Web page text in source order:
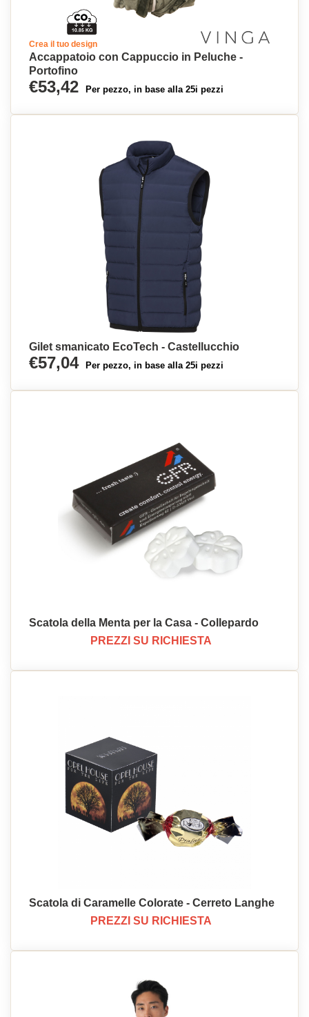
Crea il tuo design
Accappatoio con Cappuccio in Peluche -
Portofino
€53,42 Per pezzo, in base alla 25i pezzi
Gilet smanicato EcoTech - Castellucchio
€57,04 Per pezzo, in base alla 25i pezzi
Scatola della Menta per la Casa - Collepardo
PREZZI SU RICHIESTA
Scatola di Caramelle Colorate - Cerreto Langhe
PREZZI SU RICHIESTA